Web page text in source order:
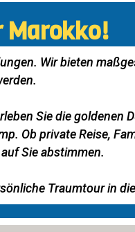
Marokko!
Wir bieten
Sie die goldenen
Ob private Reise,
Sie abstimmen.
Traumtour in